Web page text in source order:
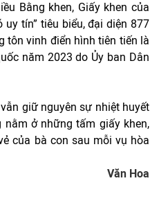
Bằng khen, Giấy khen của
tín” tiêu biểu, đại diện 877
tôn vinh điển hình tiên tiến là
năm 2023 do Ủy ban Dân
giữ nguyên sự nhiệt huyết
ở những tấm giấy khen,
của bà con sau mỗi vụ hòa
Văn Hoa